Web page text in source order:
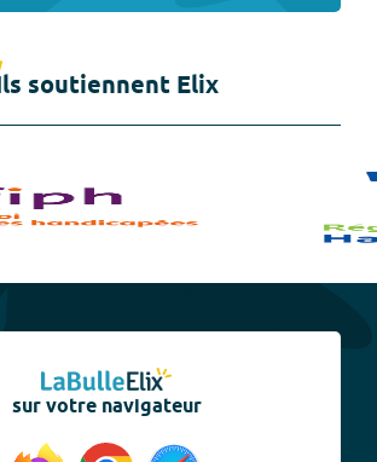
soutiennent Elix
sur votre navigateur